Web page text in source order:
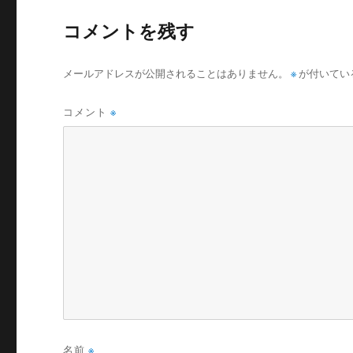
コメントを残す
メールアドレスが公開されることはありません。 ※ が付いて
コメント※
名前※